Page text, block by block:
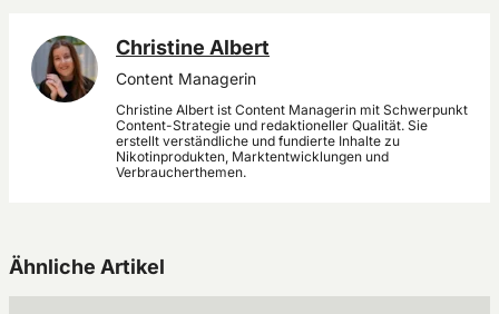
Christine Albert
Content Managerin
Christine Albert ist Content Managerin mit Schwerpunkt
Content-Strategie und redaktioneller Qualität. Sie
erstellt verständliche und fundierte Inhalte zu
Nikotinprodukten, Marktentwicklungen und
Verbraucherthemen.
Ähnliche Artikel